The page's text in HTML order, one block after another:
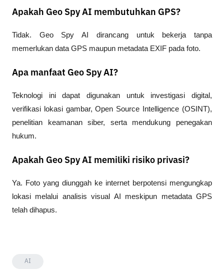
Apakah Geo Spy AI membutuhkan GPS?
Tidak. Geo Spy AI dirancang untuk bekerja tanpa
memerlukan data GPS maupun metadata EXIF pada foto.
Apa manfaat Geo Spy AI?
Teknologi ini dapat digunakan untuk investigasi digital,
verifikasi lokasi gambar, Open Source Intelligence (OSINT),
penelitian keamanan siber, serta mendukung penegakan
hukum.
Apakah Geo Spy AI memiliki risiko privasi?
Ya. Foto yang diunggah ke internet berpotensi mengungkap
lokasi melalui analisis visual AI meskipun metadata GPS
telah dihapus.
AI